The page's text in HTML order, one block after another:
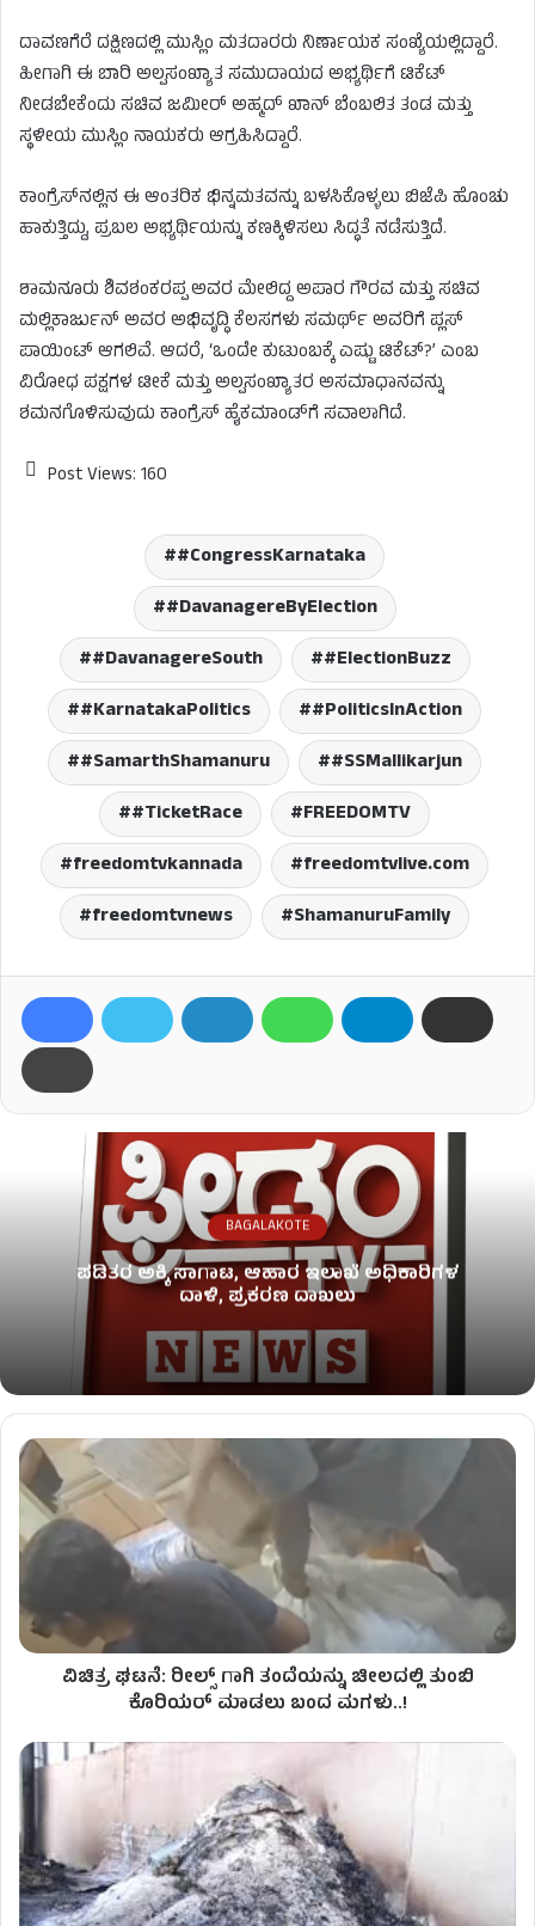
ದಾವಣಗೆರೆ ದಕ್ಷಿಣದಲ್ಲಿ ಮುಸ್ಲಿಂ ಮತದಾರರು ನಿರ್ಣಾಯಕ ಸಂಖ್ಯೆಯಲ್ಲಿದ್ದಾರೆ.
ಹೀಗಾಗಿ ಈ ಬಾರಿ ಅಲ್ಪಸಂಖ್ಯಾತ ಸಮುದಾಯದ ಅಭ್ಯರ್ಥಿಗೆ ಟಿಕೆಟ್
ನೀಡಬೇಕೆಂದು ಸಚಿವ ಜಮೀರ್ ಅಹ್ಮದ್ ಖಾನ್ ಬೆಂಬಲಿತ ತಂಡ ಮತ್ತು
ಸ್ಥಳೀಯ ಮುಸ್ಲಿಂ ನಾಯಕರು ಆಗ್ರಹಿಸಿದ್ದಾರೆ.
ಕಾಂಗ್ರೆಸ್‌ನಲ್ಲಿನ ಈ ಆಂತರಿಕ ಭಿನ್ನಮತವನ್ನು ಬಳಸಿಕೊಳ್ಳಲು ಬಿಜೆಪಿ ಹೊಂಚು
ಹಾಕುತ್ತಿದ್ದು, ಪ್ರಬಲ ಅಭ್ಯರ್ಥಿಯನ್ನು ಕಣಕ್ಕಿಳಿಸಲು ಸಿದ್ಧತೆ ನಡೆಸುತ್ತಿದೆ.
ಶಾಮನೂರು ಶಿವಶಂಕರಪ್ಪ ಅವರ ಮೇಲಿದ್ದ ಅಪಾರ ಗೌರವ ಮತ್ತು ಸಚಿವ
ಮಲ್ಲಿಕಾರ್ಜುನ್ ಅವರ ಅಭಿವೃದ್ಧಿ ಕೆಲಸಗಳು ಸಮರ್ಥ್ ಅವರಿಗೆ ಪ್ಲಸ್
ಪಾಯಿಂಟ್ ಆಗಲಿವೆ. ಆದರೆ, ‘ಒಂದೇ ಕುಟುಂಬಕ್ಕೆ ಎಷ್ಟು ಟಿಕೆಟ್?’ ಎಂಬ
ವಿರೋಧ ಪಕ್ಷಗಳ ಟೀಕೆ ಮತ್ತು ಅಲ್ಪಸಂಖ್ಯಾತರ ಅಸಮಾಧಾನವನ್ನು
ಶಮನಗೊಳಿಸುವುದು ಕಾಂಗ್ರೆಸ್ ಹೈಕಮಾಂಡ್‌ಗೆ ಸವಾಲಾಗಿದೆ.
Post Views: 160
#CongressKarnataka
#DavanagereByElection
#DavanagereSouth
#ElectionBuzz
#KarnatakaPolitics
#PoliticsInAction
#SamarthShamanuru
#SSMallikarjun
#TicketRace
FREEDOMTV
freedomtvkannada
freedomtvlive.com
freedomtvnews
ShamanuruFamily
BAGALAKOTE
ಪಡಿತರ ಅಕ್ಕಿ ಸಾಗಾಟ, ಆಹಾರ ಇಲಾಖೆ ಅಧಿಕಾರಿಗಳ
ದಾಳಿ, ಪ್ರಕರಣ ದಾಖಲು
ವಿಚಿತ್ರ ಘಟನೆ: ರೀಲ್ಸ್ ಗಾಗಿ ತಂದೆಯನ್ನು ಚೀಲದಲ್ಲಿ ತುಂಬಿ
ಕೊರಿಯರ್ ಮಾಡಲು ಬಂದ ಮಗಳು..!